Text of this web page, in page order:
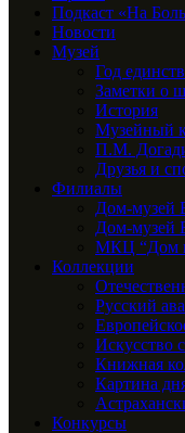
Подкаст «На
Новости
Музей
Год
Заметки о
История
Музейный
П.М.
Друзья и
Филиалы
Дом-музей
Дом-музей
МКЦ “Дом
Коллекции
Русский
Искусство
Книжная
Картина
Конкурсы